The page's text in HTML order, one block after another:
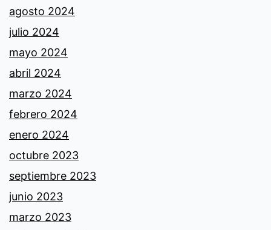
agosto 2024
julio 2024
mayo 2024
abril 2024
marzo 2024
febrero 2024
enero 2024
octubre 2023
septiembre 2023
junio 2023
marzo 2023